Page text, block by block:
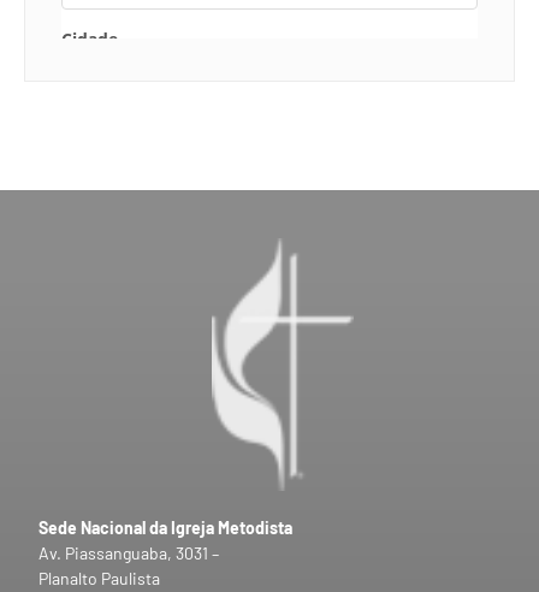
Sede Nacional da Igreja Metodista
Av. Piassanguaba, 3031 –
Planalto Paulista